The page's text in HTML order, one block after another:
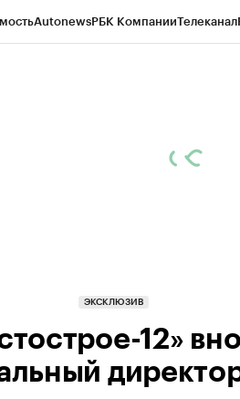
AutonewsРБК КомпанииТелеканал
ЭКСКЛЮЗИВ
12»